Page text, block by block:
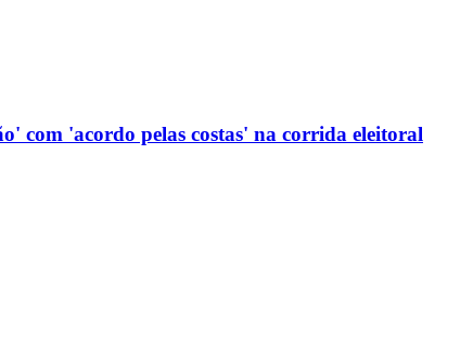
com 'acordo pelas costas' na corrida eleitoral